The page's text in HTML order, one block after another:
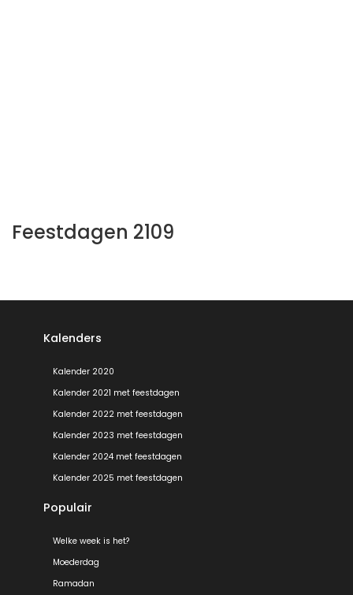
Feestdagen 2109
Kalenders
Kalender 2020
Kalender 2021 met feestdagen
Kalender 2022 met feestdagen
Kalender 2023 met feestdagen
Kalender 2024 met feestdagen
Kalender 2025 met feestdagen
Populair
Welke week is het?
Moederdag
Ramadan